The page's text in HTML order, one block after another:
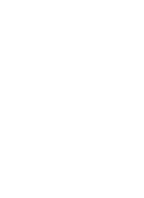
1200 số lượng